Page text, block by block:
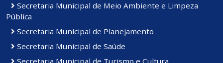
Secretaria Municipal de Meio Ambiente e Limpeza
Pública
Secretaria Municipal de Planejamento
Secretaria Municipal de Saúde